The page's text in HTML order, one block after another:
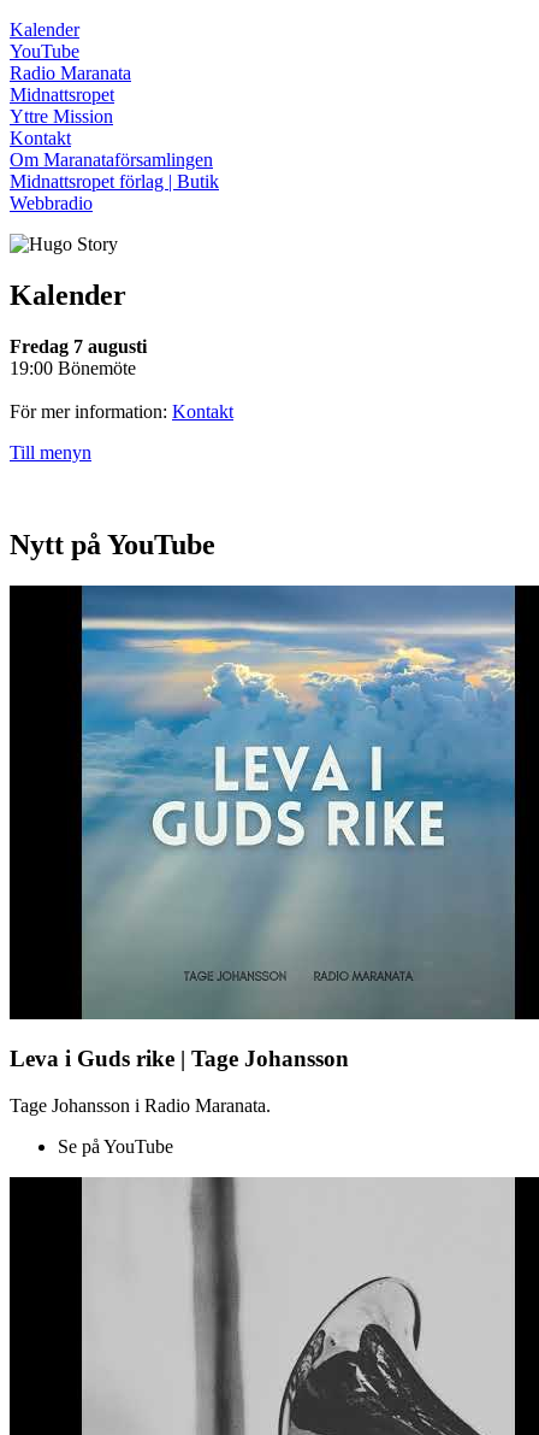
Kalender
YouTube
Radio Maranata
Midnattsropet
Yttre Mission
Kontakt
Om Maranataförsamlingen
Midnattsropet förlag | Butik
Webbradio
Kalender
Fredag 7 augusti
19:00 Bönemöte
För mer information: Kontakt
Till menyn
Nytt på YouTube
Leva i Guds rike | Tage Johansson
Tage Johansson i Radio Maranata.
Se på YouTube